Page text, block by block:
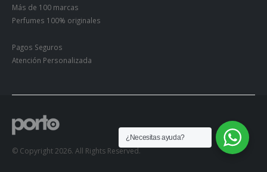
Más de 100 marcas
Perfumes 100% originales
Pagos Seguros
Atención Personalizada
© Copyright 2026. All Rights Reserved.
¿Necesitas ayuda?